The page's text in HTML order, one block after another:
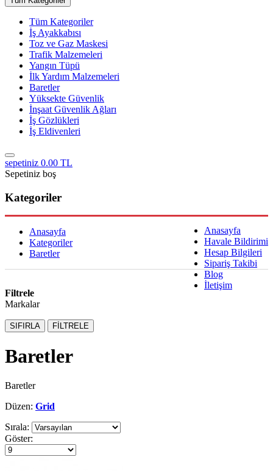
Tüm Kategoriler
İş Ayakkabısı
Toz ve Gaz Maskesi
Trafik Malzemeleri
Yangın Tüpü
İlk Yardım Malzemeleri
Baretler
Yüksekte Güvenlik
İnşaat Güvenlik Ağları
İş Gözlükleri
İş Eldivenleri
sepetiniz 0.00 TL
Sepetiniz boş
Kategoriler
Anasayfa
Havale Bildirimi
Hesap Bilgileri
Sipariş Takibi
Blog
İletişim
Anasayfa
Kategoriler
Baretler
Filtrele
Markalar
SIFIRLA FİLTRELE
Baretler
Baretler
Düzen: Grid
Sırala:
Göster: